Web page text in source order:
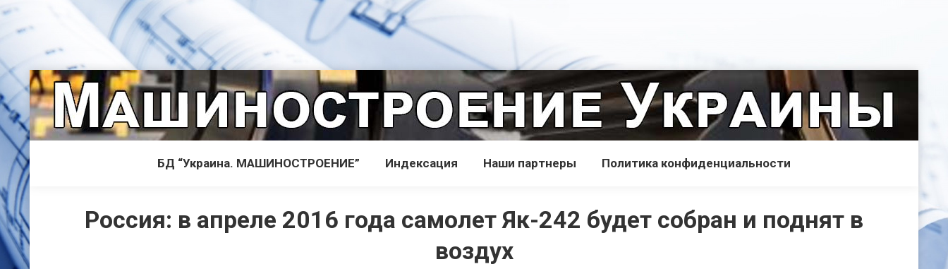
БД “Украина. МАШИНОСТРОЕНИЕ” Индекcация Наши партнеры Политика конфиденциальности
Россия: в апреле 2016 года самолет Як-242 будет собран и поднят в
воздух